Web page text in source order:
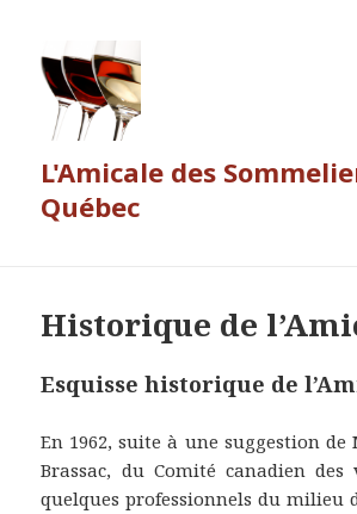
L'Amicale des
Québec
Historique de
Esquisse historique de
En 1962, suite à une suggestion de
Brassac, du Comité canadien des
quelques professionnels du milieu